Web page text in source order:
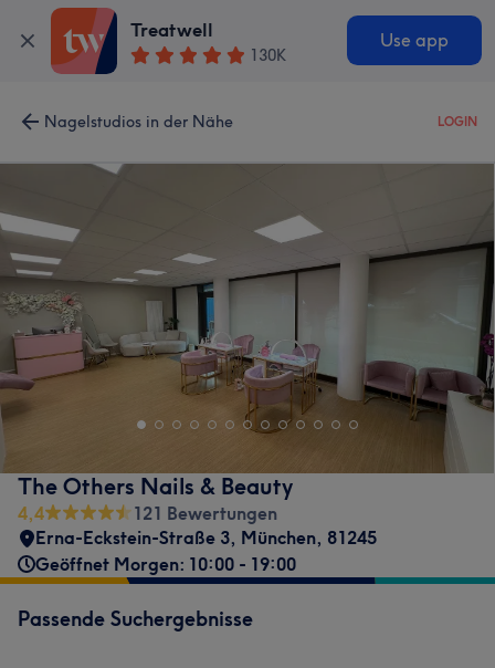
Treatwell
130K
Use app
Nagelstudios in der Nähe LOGIN
The Others Nails & Beauty
4,4
121 Bewertungen
Erna-Eckstein-Straße 3, München, 81245
Geöffnet Morgen: 10:00 - 19:00
Passende Suchergebnisse